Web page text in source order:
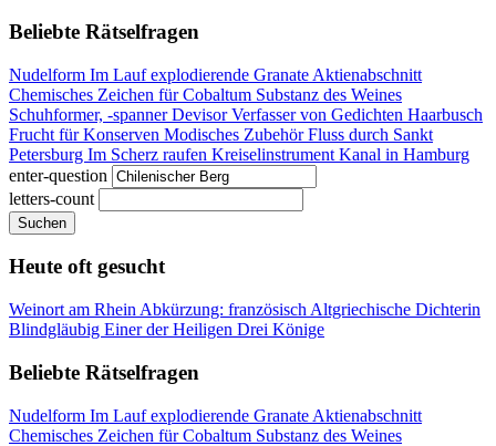
Beliebte Rätselfragen
Nudelform Im Lauf explodierende Granate Aktienabschnitt
Chemisches Zeichen für Cobaltum Substanz des Weines
Schuhformer, -spannerDevisorVerfasser von Gedichten Haarbusch
Frucht für Konserven Modisches ZubehörFluss durch Sankt
Petersburg Im Scherz raufen Kreiselinstrument Kanal in Hamburg
enter-question
letters-count
Suchen
Heute oft gesucht
Weinort am Rhein Abkürzung: französisch Altgriechische Dichterin
Blindgläubig Einer der Heiligen Drei Könige
Beliebte Rätselfragen
Nudelform Im Lauf explodierende Granate Aktienabschnitt
Chemisches Zeichen für Cobaltum Substanz des Weines